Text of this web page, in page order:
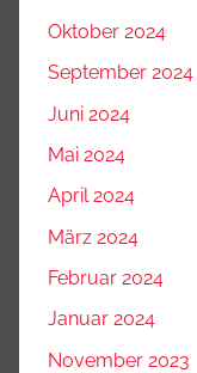
Oktober 2024
September 2024
Juni 2024
Mai 2024
April 2024
März 2024
Februar 2024
Januar 2024
November 2023